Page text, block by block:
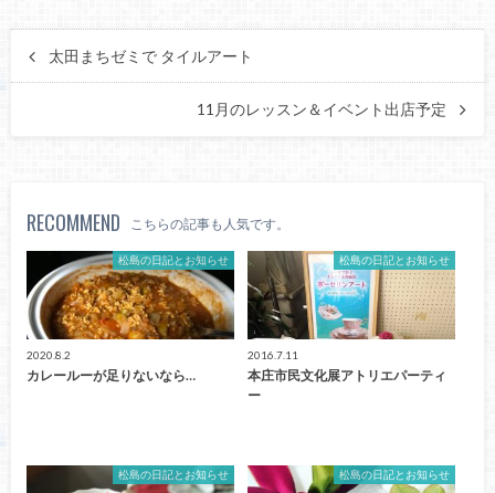
太田まちゼミで タイルアート
11月のレッスン＆イベント出店予定
RECOMMEND こちらの記事も人気です。
松島の日記とお知らせ
2020.8.2
カレールーが足りないなら…
松島の日記とお知らせ
2016.7.11
本庄市民文化展アトリエパーティ
ー
松島の日記とお知らせ 松島の日記とお知らせ